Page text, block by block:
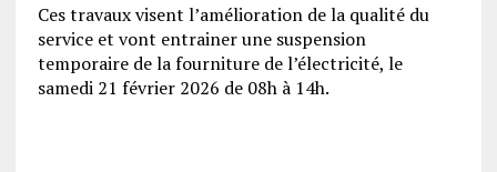
Ces travaux visent l’amélioration de la qualité du
service et vont entrainer une suspension
temporaire de la fourniture de l’électricité, le
samedi 21 février 2026 de 08h à 14h.